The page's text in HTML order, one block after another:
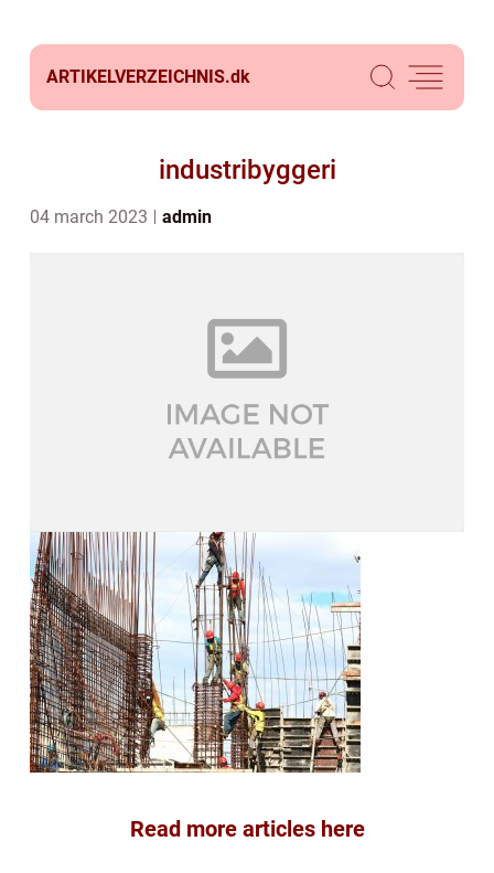
ARTIKELVERZEICHNIS.dk
industribyggeri
04 march 2023 admin
Read more articles here